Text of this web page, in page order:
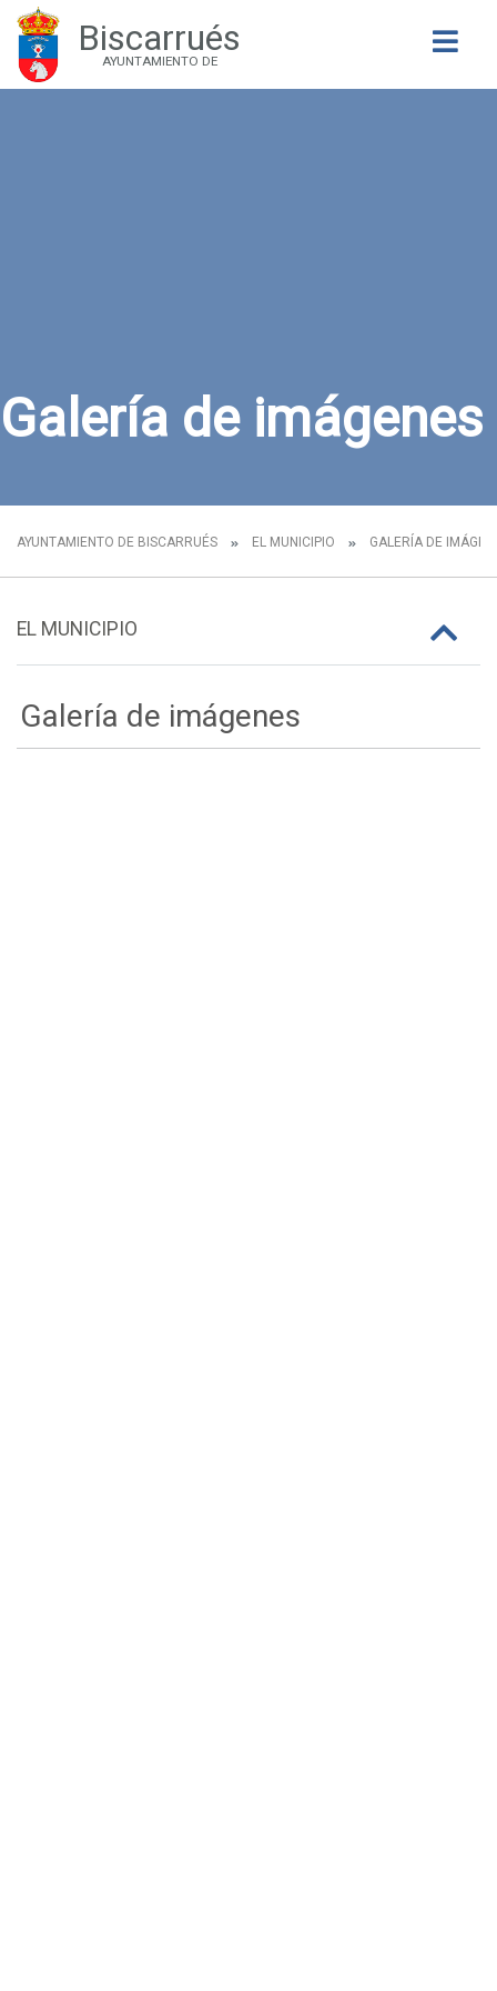
Biscarrués
AYUNTAMIENTO DE
Galería de imágenes
AYUNTAMIENTO DE BISCARRUÉS EL MUNICIPIO GALERÍA DE
EL MUNICIPIO
Galería de imágenes